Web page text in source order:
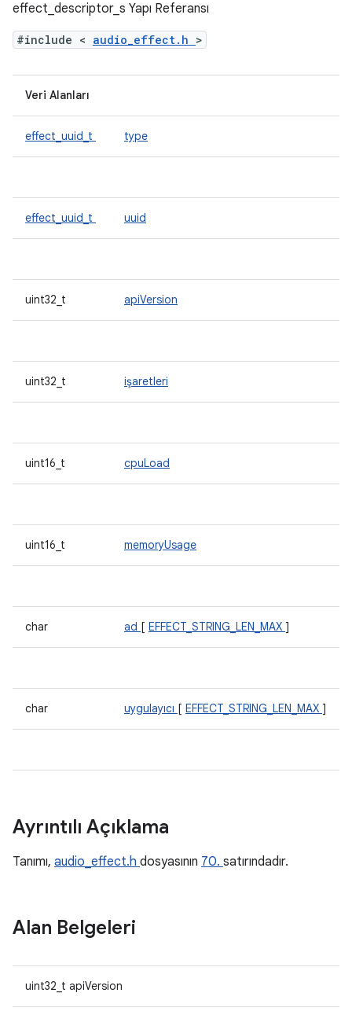
effect_descriptor_s Yapı Referansı
#include < audio_effect.h >
Veri Alanları
effect_uuid_t type
effect_uuid_t uuid
uint32_t apiVersion
uint32_t işaretleri
uint16_t cpuLoad
uint16_t memoryUsage
char ad [ EFFECT_STRING_LEN_MAX ]
char uygulayıcı [ EFFECT_STRING_LEN_MAX ]
Ayrıntılı Açıklama
Tanımı, audio_effect.h dosyasının 70. satırındadır.
Alan Belgeleri
uint32_t apiVersion